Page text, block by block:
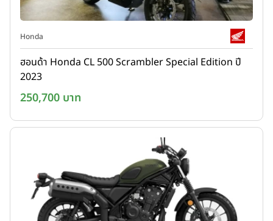
Honda
ฮอนด้า Honda CL 500 Scrambler Special Edition ปี
2023
250,700 บาท